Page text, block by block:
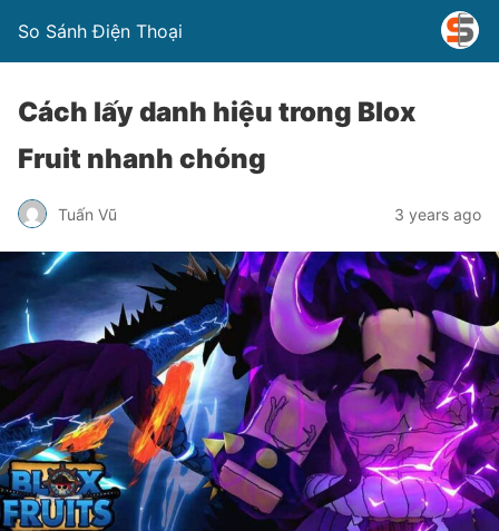
So Sánh Điện Thoại
Cách lấy danh hiệu trong Blox
Fruit nhanh chóng
Tuấn Vũ 3 years ago